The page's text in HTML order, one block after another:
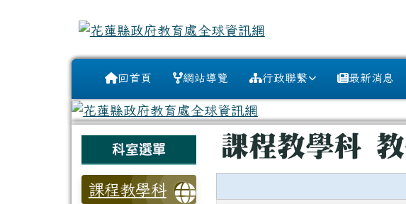
跳至主內容區
花蓮縣政府教育處全球資訊網
回首頁 網站導覽 行政聯繫 最新消息
左邊區域內容
科室選單
課程教學科
主內容區域
課程教學科
頁尾區域